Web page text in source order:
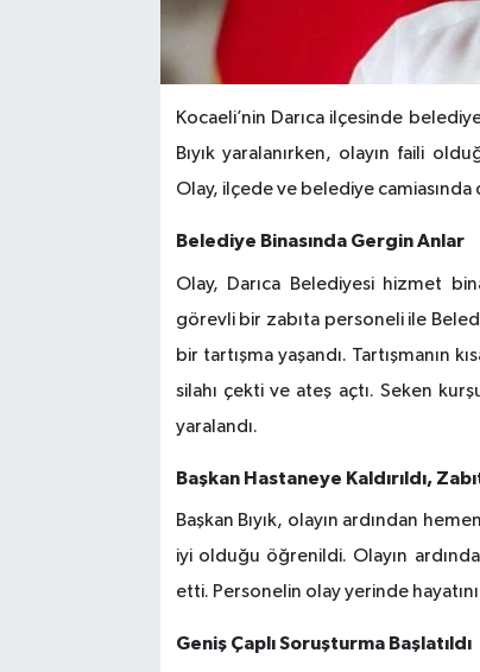
Kocaeli’nin Darıca ilçesinde
Bıyık yaralanırken, olayın faili
Olay, ilçede ve belediye
Belediye Binasında Gergin Anlar
Olay, Darıca Belediyesi hizmet
görevli bir zabıta personeli ile
bir tartışma yaşandı. Tartışmanın
silahı çekti ve ateş açtı. Seken
yaralandı.
Başkan Hastaneye Kaldırıldı,
Başkan Bıyık, olayın ardından
iyi olduğu öğrenildi. Olayın
etti. Personelin olay yerinde
Geniş Çaplı Soruşturma Başlatıldı